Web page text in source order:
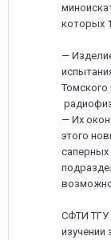
которых
—
Томского
— Их
этого
саперных
СФТИ ТГУ
изучении